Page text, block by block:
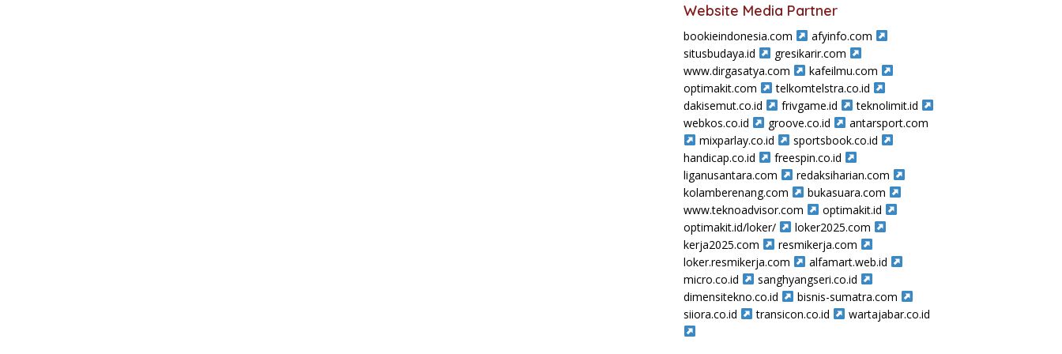
Website Media Partner
bookieindonesia.com
afyinfo.com
situsbudaya.id
gresikarir.com
www.dirgasatya.com
kafeilmu.com
optimakit.com
telkomtelstra.co.id
dakisemut.co.id
frivgame.id
teknolimit.id
webkos.co.id
groove.co.id
antarsport.com
mixparlay.co.id
sportsbook.co.id
handicap.co.id
freespin.co.id
liganusantara.com
redaksiharian.com
kolamberenang.com
bukasuara.com
www.teknoadvisor.com
optimakit.id
optimakit.id/loker/
loker2025.com
kerja2025.com
resmikerja.com
loker.resmikerja.com
alfamart.web.id
micro.co.id
sanghyangseri.co.id
dimensitekno.co.id
bisnis-sumatra.com
siiora.co.id
transicon.co.id wartajabar.co.id